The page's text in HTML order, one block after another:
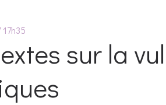
17h35
sur la